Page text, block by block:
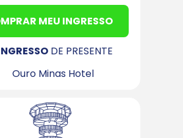
MEU INGRESSO
DE PRESENTE
Ouro Minas Hotel